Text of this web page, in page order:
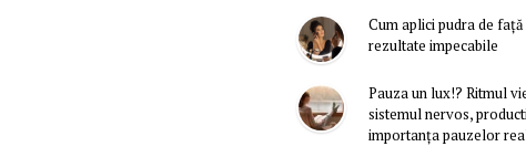
Cum aplici pudra de
rezultate impecabile
Pauza un lux!? Ritmul
sistemul nervos,
importanța pauzelor